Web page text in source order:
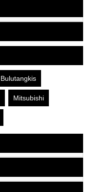
Bulutangkis
Mitsubishi